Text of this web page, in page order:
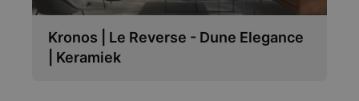
Kronos | Le Reverse - Dune Elegance
| Keramiek